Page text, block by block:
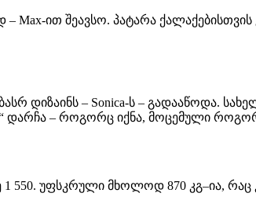
Max-ით შეავსო. პატარა
– Sonica-ს – გადააწოდა.
დარჩა – როგორც იქნა, მოცემული
550. უფსკრული მხოლოდ 870 კგ–ია, რაც